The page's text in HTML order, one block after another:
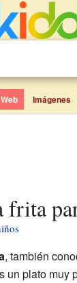
Web Imágenes
frita
, también
un plato muy